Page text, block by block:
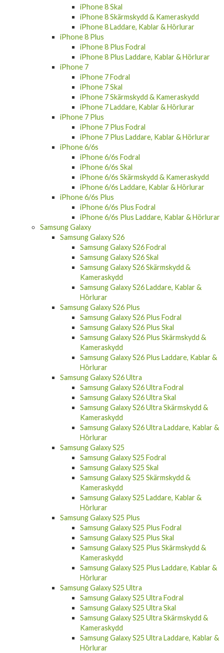
iPhone 8 Skärmskydd & Kameraskydd
iPhone 8 Laddare, Kablar & Hörlurar
iPhone 8 Plus
iPhone 8 Plus Fodral
iPhone 8 Plus Laddare, Kablar & Hörlurar
iPhone 7
iPhone 7 Fodral
iPhone 7 Skal
iPhone 7 Skärmskydd & Kameraskydd
iPhone 7 Laddare, Kablar & Hörlurar
iPhone 7 Plus
iPhone 7 Plus Fodral
iPhone 7 Plus Laddare, Kablar & Hörlurar
iPhone 6/6s
iPhone 6/6s Fodral
iPhone 6/6s Skal
iPhone 6/6s Skärmskydd & Kameraskydd
iPhone 6/6s Laddare, Kablar & Hörlurar
iPhone 6/6s Plus
iPhone 6/6s Plus Fodral
iPhone 6/6s Plus Laddare, Kablar & Hörlurar
Samsung Galaxy
Samsung Galaxy S26
Samsung Galaxy S26 Fodral
Samsung Galaxy S26 Skal
Samsung Galaxy S26 Skärmskydd &
Kameraskydd
Samsung Galaxy S26 Laddare, Kablar &
Hörlurar
Samsung Galaxy S26 Plus
Samsung Galaxy S26 Plus Fodral
Samsung Galaxy S26 Plus Skal
Samsung Galaxy S26 Plus Skärmskydd &
Kameraskydd
Samsung Galaxy S26 Plus Laddare, Kablar &
Hörlurar
Samsung Galaxy S26 Ultra
Samsung Galaxy S26 Ultra Fodral
Samsung Galaxy S26 Ultra Skal
Samsung Galaxy S26 Ultra Skärmskydd &
Kameraskydd
Samsung Galaxy S26 Ultra Laddare, Kablar &
Hörlurar
Samsung Galaxy S25
Samsung Galaxy S25 Fodral
Samsung Galaxy S25 Skal
Samsung Galaxy S25 Skärmskydd &
Kameraskydd
Samsung Galaxy S25 Laddare, Kablar &
Hörlurar
Samsung Galaxy S25 Plus
Samsung Galaxy S25 Plus Fodral
Samsung Galaxy S25 Plus Skal
Samsung Galaxy S25 Plus Skärmskydd &
Kameraskydd
Samsung Galaxy S25 Plus Laddare, Kablar &
Hörlurar
Samsung Galaxy S25 Ultra
Samsung Galaxy S25 Ultra Fodral
Samsung Galaxy S25 Ultra Skal
Samsung Galaxy S25 Ultra Skärmskydd &
Kameraskydd
Samsung Galaxy S25 Ultra Laddare, Kablar &
Hörlurar
Samsung Galaxy S25 FE